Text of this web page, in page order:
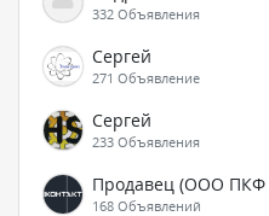
332 Объявления
Сергей
271 Объявление
Сергей
233 Объявления
Продавец (ООО ПКФ
168 Объявлений